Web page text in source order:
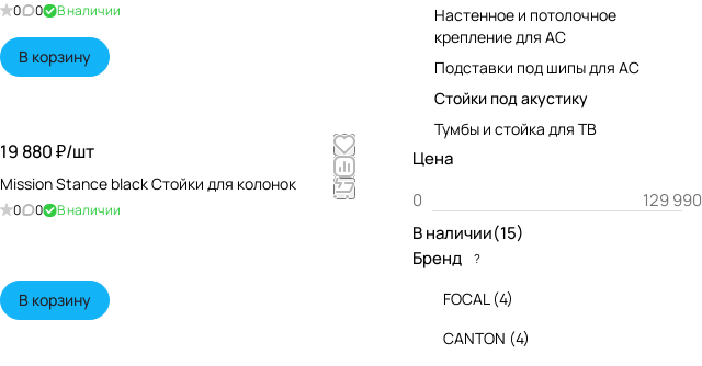
0 0 В наличии
В корзину
19 880 ₽/шт
Mission Stance black Стойки для колонок
0 0 В наличии
В корзину
Настенное и потолочное
крепление для АС
Подставки под шипы для АС
Стойки под акустику
Тумбы и стойка для ТВ
Цена
В наличии(15)
Бренд
?
FOCAL (4)
CANTON (4)